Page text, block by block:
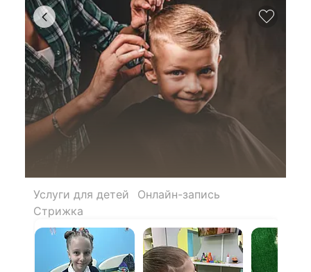
Услуги для детей
Онлайн-запись
Стрижка